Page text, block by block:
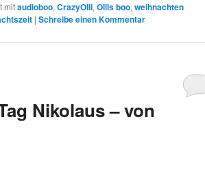
mitaudioboo, CrazyOlli, Ollis boo, weihnachten
| Schreibe einen Kommentar
Nikolaus – von